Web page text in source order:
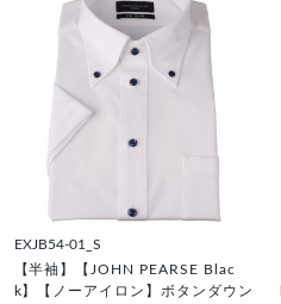
EXJB54-01_S
【半袖】【JOHN PEARSE Blac
k】【ノーアイロン】ボタンダウン